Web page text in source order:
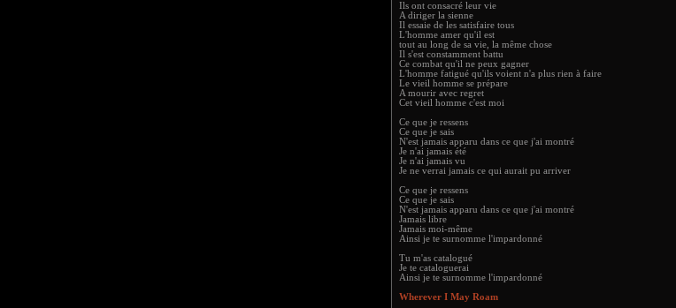
Ils ont consacré leur vie
A diriger la sienne
Il essaie de les satisfaire tous
L'homme amer qu'il est
tout au long de sa vie, la même chose
Il s'est constamment battu
Ce combat qu'il ne peux gagner
L'homme fatigué qu'ils voient n'a plus rien à faire
Le vieil homme se prépare
A mourir avec regret
Cet vieil homme c'est moi
Ce que je ressens
Ce que je sais
N'est jamais apparu dans ce que j'ai montré
Je n'ai jamais été
Je n'ai jamais vu
Je ne verrai jamais ce qui aurait pu arriver
Ce que je ressens
Ce que je sais
N'est jamais apparu dans ce que j'ai montré
Jamais libre
Jamais moi-même
Ainsi je te surnomme l'impardonné
Tu m'as catalogué
Je te cataloguerai
Ainsi je te surnomme l'impardonné
Wherever I May Roam